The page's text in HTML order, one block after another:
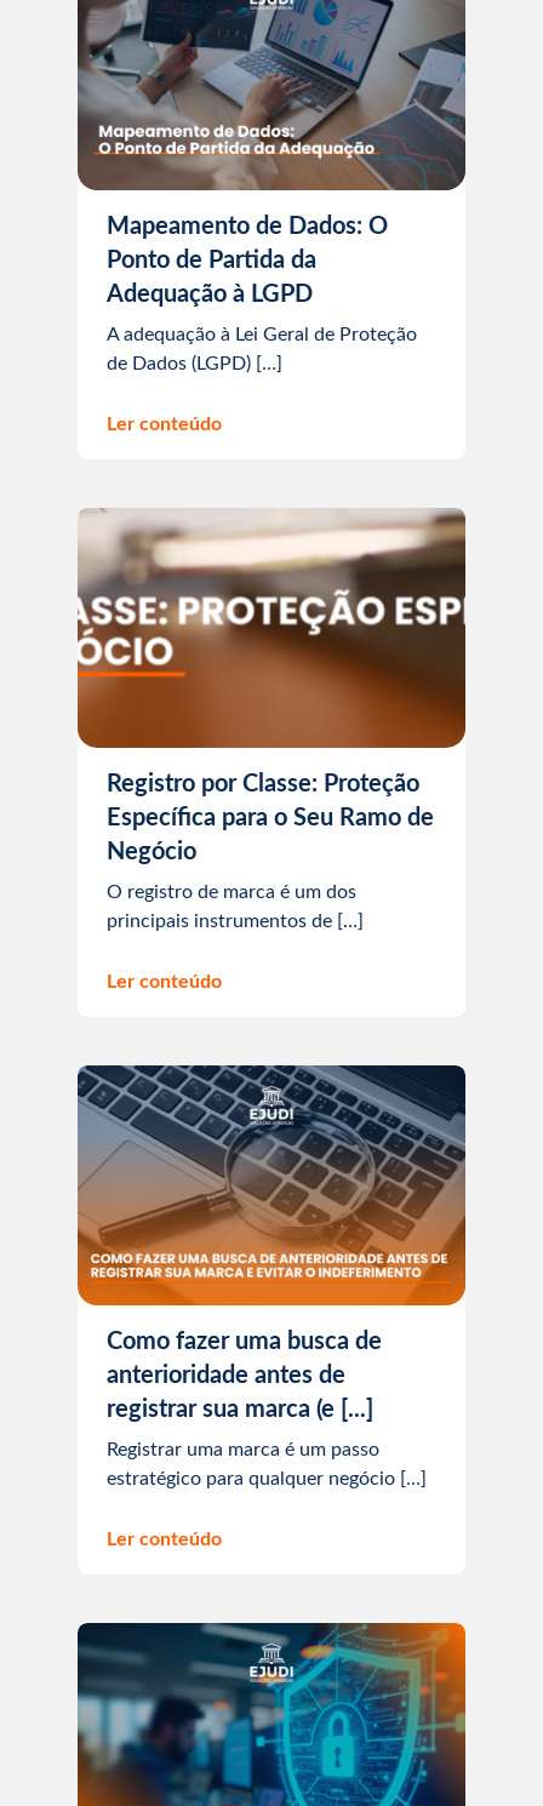
Mapeamento de Dados: O
Ponto de Partida da
Adequação à LGPD
A adequação à Lei Geral de Proteção
de Dados (LGPD) […]
Ler conteúdo
Registro por Classe: Proteção
Específica para o Seu Ramo de
Negócio
O registro de marca é um dos
principais instrumentos de […]
Ler conteúdo
Como fazer uma busca de
anterioridade antes de
registrar sua marca (e [...]
Registrar uma marca é um passo
estratégico para qualquer negócio […]
Ler conteúdo